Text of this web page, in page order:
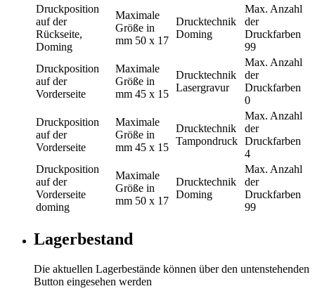
Druckposition
auf der
Rückseite,
Doming
Maximale
Größe in
mm 50 x 17
Drucktechnik
Doming
Max. Anzahl
der
Druckfarben
99
Druckposition
auf der
Vorderseite
Maximale
Größe in
mm 45 x 15
Drucktechnik
Lasergravur
Max. Anzahl
der
Druckfarben
0
Druckposition
auf der
Vorderseite
Maximale
Größe in
mm 45 x 15
Drucktechnik
Tampondruck
Max. Anzahl
der
Druckfarben
4
Druckposition
auf der
Vorderseite
doming
Maximale
Größe in
mm 50 x 17
Drucktechnik
Doming
Max. Anzahl
der
Druckfarben
99
Lagerbestand
Die aktuellen Lagerbestände können über den untenstehenden
Button eingesehen werden